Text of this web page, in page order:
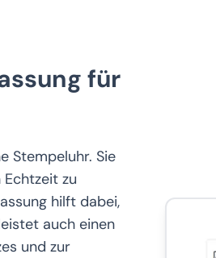
für
Stempeluhr. Sie
zu
hilft dabei,
auch einen
und zur